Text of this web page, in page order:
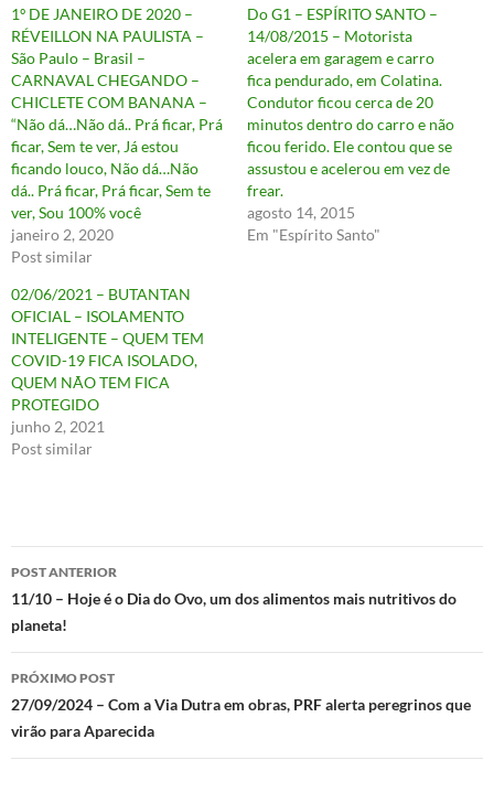
1º DE JANEIRO DE 2020 –
RÉVEILLON NA PAULISTA –
São Paulo – Brasil –
CARNAVAL CHEGANDO –
CHICLETE COM BANANA –
“Não dá…Não dá.. Prá ficar, Prá
ficar, Sem te ver, Já estou
ficando louco, Não dá…Não
dá.. Prá ficar, Prá ficar, Sem te
ver, Sou 100% você
janeiro 2, 2020
Post similar
Do G1 – ESPÍRITO SANTO –
14/08/2015 – Motorista
acelera em garagem e carro
fica pendurado, em Colatina.
Condutor ficou cerca de 20
minutos dentro do carro e não
ficou ferido. Ele contou que se
assustou e acelerou em vez de
frear.
agosto 14, 2015
Em "Espírito Santo"
02/06/2021 – BUTANTAN
OFICIAL – ISOLAMENTO
INTELIGENTE – QUEM TEM
COVID-19 FICA ISOLADO,
QUEM NÃO TEM FICA
PROTEGIDO
junho 2, 2021
Post similar
Navegação
de
posts
POST ANTERIOR
11/10 – Hoje é o Dia do Ovo, um dos alimentos mais nutritivos do
planeta!
PRÓXIMO POST
27/09/2024 – Com a Via Dutra em obras, PRF alerta peregrinos que
virão para Aparecida